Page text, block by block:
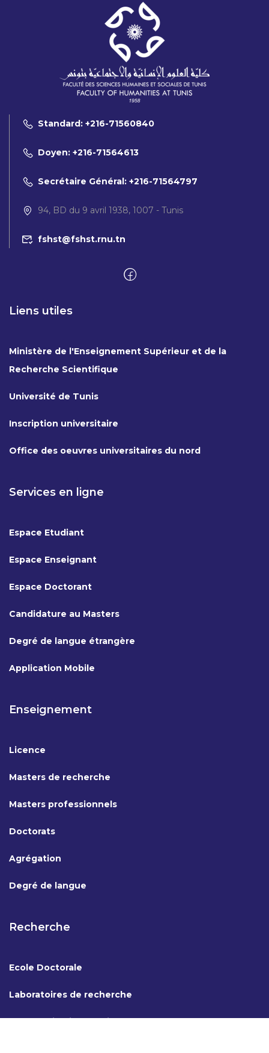
Standard: +216-71560840
Doyen: +216-71564613
Secrétaire Général: +216-71564797
94, BD du 9 avril 1938, 1007 - Tunis
fshst@fshst.rnu.tn
Liens utiles
Ministère de l'Enseignement Supérieur et de la
Recherche Scientifique
Université de Tunis
Inscription universitaire
Office des oeuvres universitaires du nord
Services en ligne
Espace Etudiant
Espace Enseignant
Espace Doctorant
Candidature au Masters
Degré de langue étrangère
Application Mobile
Enseignement
Licence
Masters de recherche
Masters professionnels
Doctorats
Agrégation
Degré de langue
Recherche
Ecole Doctorale
Laboratoires de recherche
Coopération internationale